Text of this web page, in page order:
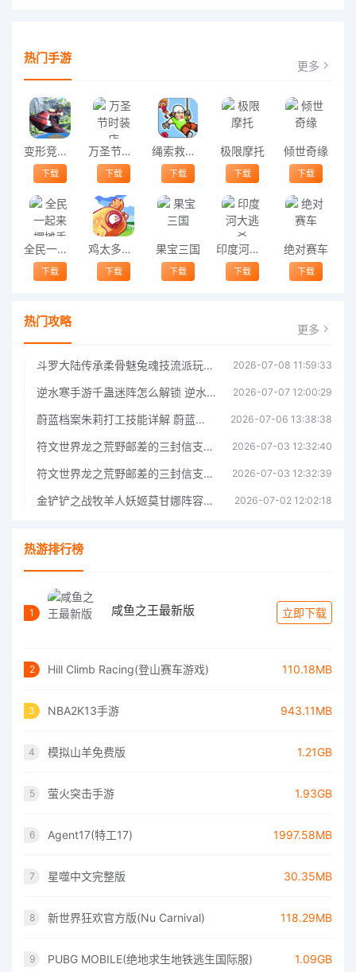
热门手游 更多
变形竞速游戏
下载
万圣节时装店
下载
绳索救援之旅手游
下载
极限摩托
下载
倾世奇缘
下载
全民一起来摆摊手游
下载
鸡太多游戏
下载
果宝三国
下载
印度河大逃杀(Battleground Mobile India)
下载
绝对赛车
下载
热门攻略 更多
斗罗大陆传承柔骨魅兔魂技流派玩法指南 斗罗大陆传承柔骨魅兔魂技流派玩法攻略 2026-07-08 11:59:33
逆水寒手游千蛊迷阵怎么解锁 逆水寒手游千蛊迷阵解锁指南 2026-07-07 12:00:29
蔚蓝档案朱莉打工技能详解 蔚蓝档案朱莉打工技能介绍 2026-07-06 13:38:38
符文世界龙之荒野邮差的三封信支线任务完成指南 符文世界龙之荒野邮差的三封信支线任务攻略 2026-07-03 12:32:40
符文世界龙之荒野邮差的三封信支线任务完成指南 符文世界龙之荒野邮差的三封信支线任务攻略 2026-07-03 12:32:39
金铲铲之战牧羊人妖姬莫甘娜阵容玩法指南金铲铲之战牧羊人妖姬莫甘娜阵容玩法 2026-07-02 12:02:18
热游排行榜
1 咸鱼之王最新版 立即下载
2 Hill Climb Racing(登山赛车游戏) 110.18MB
3 NBA2K13手游 943.11MB
4 模拟山羊免费版 1.21GB
5 萤火突击手游 1.93GB
6 Agent17(特工17) 1997.58MB
7 星噬中文完整版 30.35MB
8 新世界狂欢官方版(Nu Carnival) 118.29MB
9 PUBG MOBILE(绝地求生地铁逃生国际服) 1.09GB